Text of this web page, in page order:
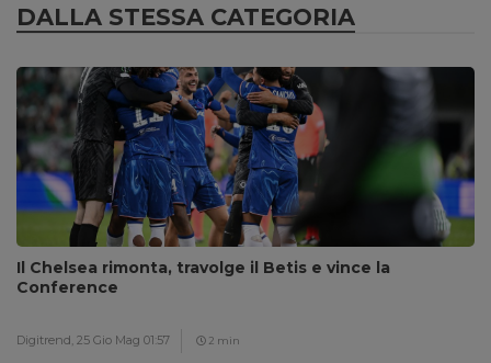
DALLA STESSA CATEGORIA
Il Chelsea rimonta, travolge il Betis e vince la
Conference
Digitrend, 25 Gio Mag 01:57 2 min